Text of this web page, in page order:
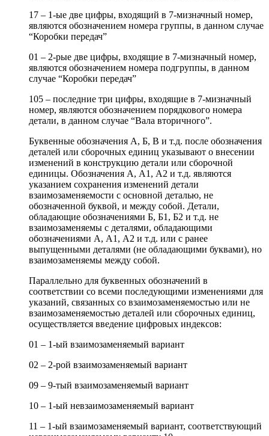
17 – 1-ые две цифры, входящий в 7-мизначный номер,
являются обозначением номера группы, в данном случае
“Коробки передач”
01 – 2-рые две цифры, входящие в 7-мизначный номер,
являются обозначением номера подгруппы, в данном
случае “Коробки передач”
105 – последние три цифры, входящие в 7-мизначный
номер, являются обозначением порядкового номера
детали, в данном случае “Вала вторичного”.
Буквенные обозначения А, Б, В и т.д. после обозначения
деталей или сборочных единиц указывают о внесении
изменений в конструкцию детали или сборочной
единицы. Обозначения А, А1, А2 и т.д. являются
указанием сохранения изменений детали
взаимозаменяемости с основной деталью, не
обозначенной буквой, и между собой. Детали,
обладающие обозначениями Б, Б1, Б2 и т.д. не
взаимозаменяемы с деталями, обладающими
обозначениями А, А1, А2 и т.д. или с ранее
выпущенными деталями (не обладающими буквами), но
взаимозаменяемы между собой.
Параллельно для буквенных обозначений в
соответствии со всеми последующими изменениями для
указаний, связанных со взаимозаменяемостью или не
взаимозаменяемостью деталей или сборочных единиц,
осуществляется введение цифровых индексов:
01 – 1-ый взаимозаменяемый вариант
02 – 2-рой взаимозаменяемый вариант
09 – 9-тый взаимозаменяемый вариант
10 – 1-ый невзаимозаменяемый вариант
11 – 1-ый взаимозаменяемый вариант, соответствующий